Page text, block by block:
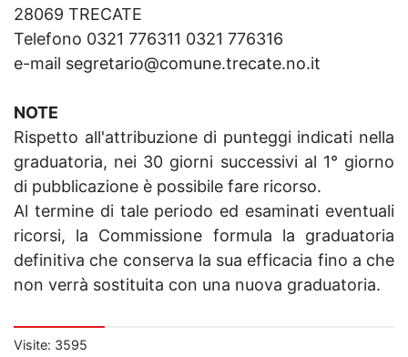
28069 TRECATE
Telefono 0321 776311 0321 776316
e-mail segretario@comune.trecate.no.it
NOTE
Rispetto all'attribuzione di punteggi indicati nella
graduatoria, nei 30 giorni successivi al 1° giorno
di pubblicazione è possibile fare ricorso.
Al termine di tale periodo ed esaminati eventuali
ricorsi, la Commissione formula la graduatoria
definitiva che conserva la sua efficacia fino a che
non verrà sostituita con una nuova graduatoria.
Visite: %s
Visite: 3595